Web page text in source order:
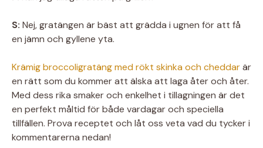
S: Nej, gratängen är bäst att grädda i ugnen för att få
en jämn och gyllene yta.
Krämig broccoligratäng med rökt skinka och cheddarär
en rätt som du kommer att älska att laga åter och åter.
Med dess rika smaker och enkelhet i tillagningen är det
en perfekt måltid för både vardagar och speciella
tillfällen. Prova receptet och låt oss veta vad du tycker i
kommentarerna nedan!